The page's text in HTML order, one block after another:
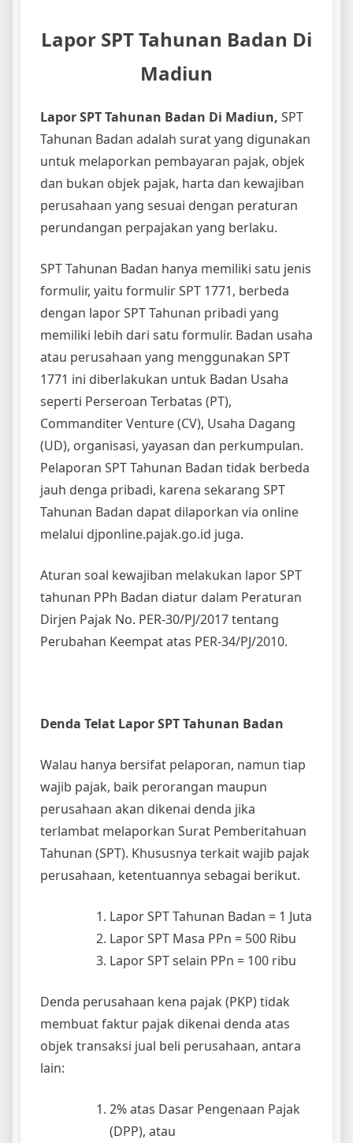
Lapor SPT Tahunan Badan Di
Madiun
Lapor SPT Tahunan Badan Di Madiun, SPT
Tahunan Badan adalah surat yang digunakan
untuk melaporkan pembayaran pajak, objek
dan bukan objek pajak, harta dan kewajiban
perusahaan yang sesuai dengan peraturan
perundangan perpajakan yang berlaku.
SPT Tahunan Badan hanya memiliki satu jenis
formulir, yaitu formulir SPT 1771, berbeda
dengan lapor SPT Tahunan pribadi yang
memiliki lebih dari satu formulir. Badan usaha
atau perusahaan yang menggunakan SPT
1771 ini diberlakukan untuk Badan Usaha
seperti Perseroan Terbatas (PT),
Commanditer Venture (CV), Usaha Dagang
(UD), organisasi, yayasan dan perkumpulan.
Pelaporan SPT Tahunan Badan tidak berbeda
jauh denga pribadi, karena sekarang SPT
Tahunan Badan dapat dilaporkan via online
melalui djponline.pajak.go.id juga.
Aturan soal kewajiban melakukan lapor SPT
tahunan PPh Badan diatur dalam Peraturan
Dirjen Pajak No. PER-30/PJ/2017 tentang
Perubahan Keempat atas PER-34/PJ/2010.
Denda Telat Lapor SPT Tahunan Badan
Walau hanya bersifat pelaporan, namun tiap
wajib pajak, baik perorangan maupun
perusahaan akan dikenai denda jika
terlambat melaporkan Surat Pemberitahuan
Tahunan (SPT). Khususnya terkait wajib pajak
perusahaan, ketentuannya sebagai berikut.
Lapor SPT Tahunan Badan = 1 Juta
Lapor SPT Masa PPn = 500 Ribu
Lapor SPT selain PPn = 100 ribu
Denda perusahaan kena pajak (PKP) tidak
membuat faktur pajak dikenai denda atas
objek transaksi jual beli perusahaan, antara
lain:
2% atas Dasar Pengenaan Pajak
(DPP), atau